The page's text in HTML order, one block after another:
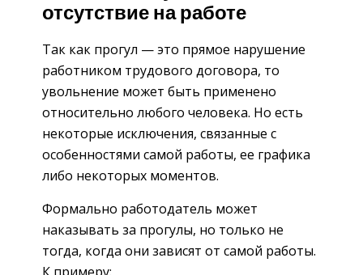
отсутствие на работе
Так как прогул — это прямое нарушение
работником трудового договора, то
увольнение может быть применено
относительно любого человека. Но есть
некоторые исключения, связанные с
особенностями самой работы, ее графика
либо некоторых моментов.
Формально работодатель может
наказывать за прогулы, но только не
тогда, когда они зависят от самой работы.